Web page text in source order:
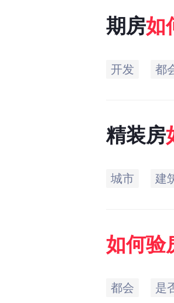
期房如
开发 都
精装房
城市 建
如何验
都会 是